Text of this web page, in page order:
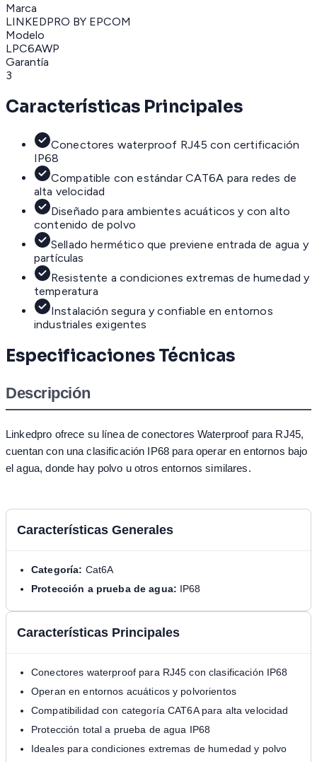
Marca
LINKEDPRO BY EPCOM
Modelo
LPC6AWP
Garantía
3
Características Principales
Conectores waterproof RJ45 con certificación
IP68
Compatible con estándar CAT6A para redes de
alta velocidad
Diseñado para ambientes acuáticos y con alto
contenido de polvo
Sellado hermético que previene entrada de agua y
partículas
Resistente a condiciones extremas de humedad y
temperatura
Instalación segura y confiable en entornos
industriales exigentes
Especificaciones Técnicas
Descripción
Linkedpro ofrece su línea de conectores Waterproof para RJ45,
cuentan con una clasificación IP68 para operar en entornos bajo
el agua, donde hay polvo u otros entornos similares.
Características Generales
Categoría: Cat6A
Protección a prueba de agua: IP68
Características Principales
Conectores waterproof para RJ45 con clasificación IP68
Operan en entornos acuáticos y polvorientos
Compatibilidad con categoría CAT6A para alta velocidad
Protección total a prueba de agua IP68
Ideales para condiciones extremas de humedad y polvo